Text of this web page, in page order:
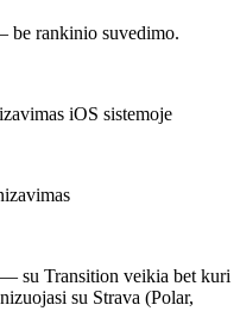
be rankinio suvedimo.
iOS sistemoje
su Transition veikia bet kuri
su Strava (Polar,